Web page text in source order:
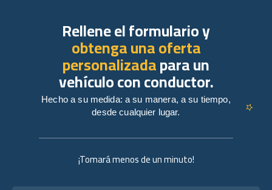
¡Tomará menos de un minuto!
Rellene el formulario y
obtenga una oferta
personalizadapara un
vehículo con conductor.
Hecho a su medida: a su manera, a su tiempo,
desde cualquier lugar.